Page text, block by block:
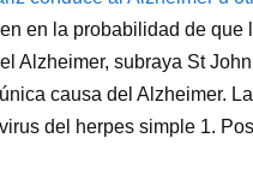
en la probabilidad de
Alzheimer, subraya St
causa del Alzheimer.
del herpes simple 1.